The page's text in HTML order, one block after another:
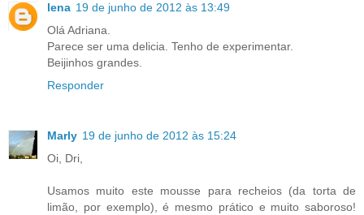
lena 19 de junho de 2012 às 13:49
Olá Adriana.
Parece ser uma delicia. Tenho de experimentar.
Beijinhos grandes.
Responder
Marly 19 de junho de 2012 às 15:24
Oi, Dri,
Usamos muito este mousse para recheios (da torta de
limão, por exemplo), é mesmo prático e muito saboroso!